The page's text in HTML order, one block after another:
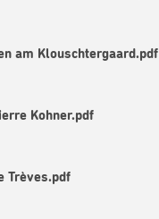
am Klouschtergaard.pdf
Kohner.pdf
Trèves.pdf